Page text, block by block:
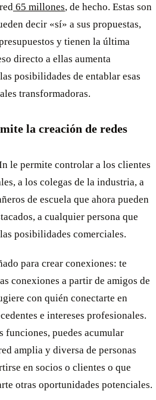
65 millones, de hecho. Estas son
decir «sí» a sus propuestas,
y tienen la última
directo a ellas aumenta
posibilidades de entablar esas
transformadoras.
la creación de redes
le permite controlar a los clientes
a los colegas de la industria, a
de escuela que ahora pueden
a cualquier persona que
posibilidades comerciales.
para crear conexiones: te
conexiones a partir de amigos de
con quién conectarte en
e intereses profesionales.
funciones, puedes acumular
amplia y diversa de personas
en socios o clientes o que
otras oportunidades potenciales.